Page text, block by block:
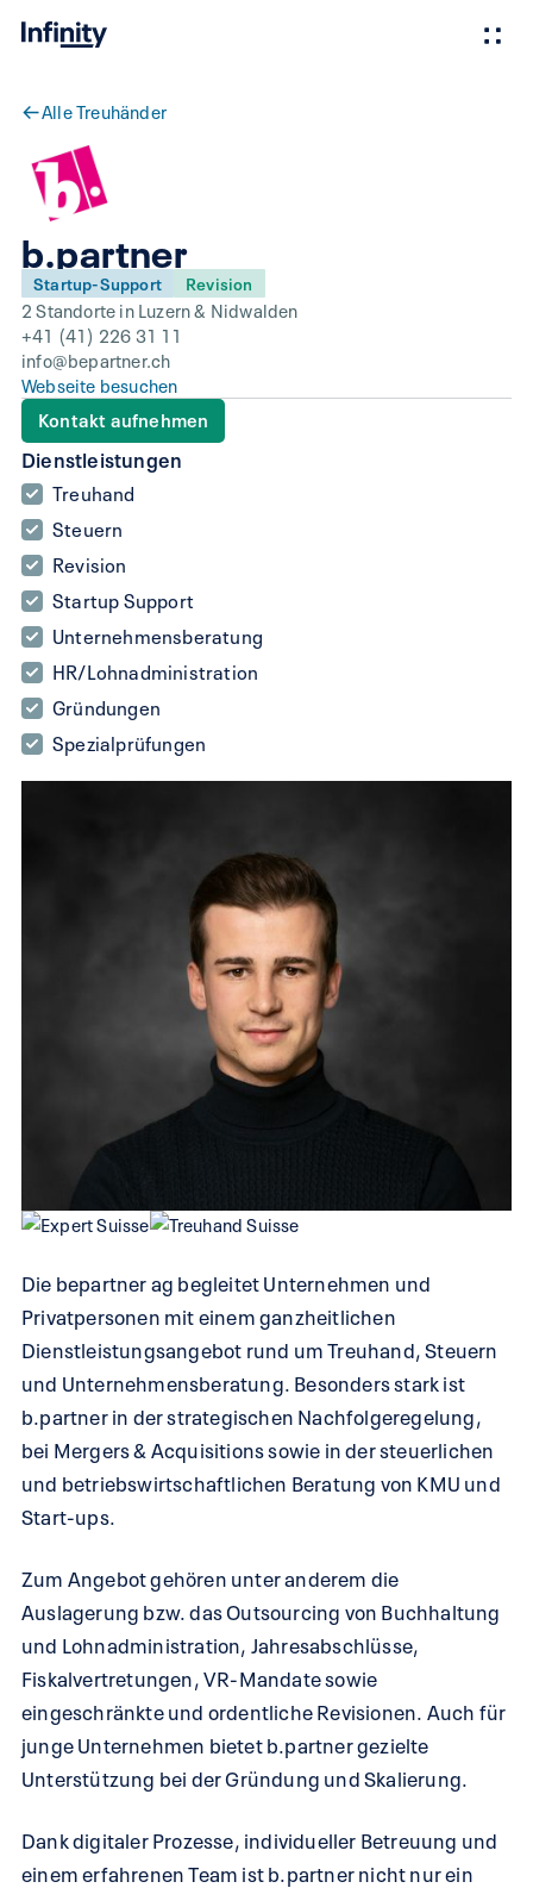
Alle Treuhänder
b.partner
Startup-Support Revision
2 Standorte in Luzern & Nidwalden
+41 (41) 226 31 11
info@bepartner.ch
Webseite besuchen
Kontakt aufnehmen
Dienstleistungen
Treuhand
Steuern
Revision
Startup Support
Unternehmensberatung
HR/Lohnadministration
Gründungen
Spezialprüfungen
Die bepartner ag begleitet Unternehmen und
Privatpersonen mit einem ganzheitlichen
Dienstleistungsangebot rund um Treuhand, Steuern
und Unternehmensberatung. Besonders stark ist
b.partner in der strategischen Nachfolgeregelung,
bei Mergers & Acquisitions sowie in der steuerlichen
und betriebswirtschaftlichen Beratung von KMU und
Start-ups.
Zum Angebot gehören unter anderem die
Auslagerung bzw. das Outsourcing von Buchhaltung
und Lohnadministration, Jahresabschlüsse,
Fiskalvertretungen, VR-Mandate sowie
eingeschränkte und ordentliche Revisionen. Auch für
junge Unternehmen bietet b.partner gezielte
Unterstützung bei der Gründung und Skalierung.
Dank digitaler Prozesse, individueller Betreuung und
einem erfahrenen Team ist b.partner nicht nur ein